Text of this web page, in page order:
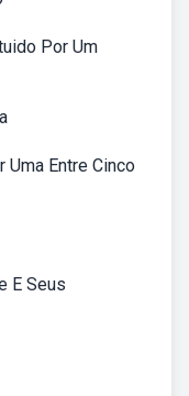
Por Um
Uma Entre Cinco
E Seus